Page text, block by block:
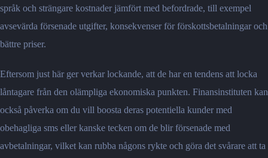
språk och strängare kostnader jämfört med befordrade, till exempel
avsevärda försenade utgifter, konsekvenser för förskottsbetalningar och
bättre priser.
Eftersom just här ger verkar lockande, att de har en tendens att locka
låntagare från den olämpliga ekonomiska punkten. Finansinstituten kan
också påverka om du vill boosta deras potentiella kunder med
obehagliga sms eller kanske tecken om de blir försenade med
avbetalningar, vilket kan rubba någons rykte och göra det svårare att ta